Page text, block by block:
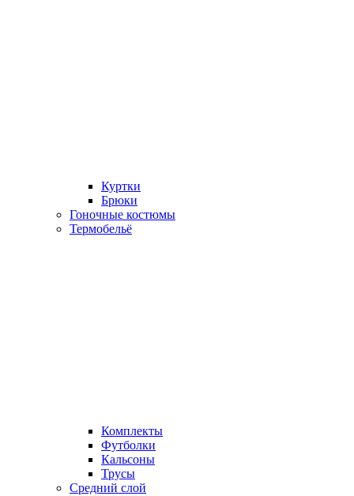
Куртки
Брюки
Гоночные костюмы
Термобельё
Комплекты
Футболки
Кальсоны
Трусы
Средний слой